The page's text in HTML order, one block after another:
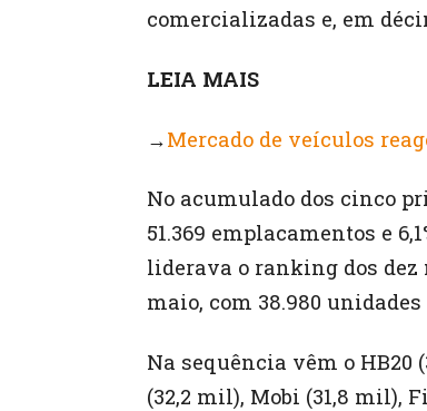
comercializadas e, em
LEIA MAIS
→Mercado de veículos
No acumulado dos cinco
51.369 emplacamentos e
liderava o ranking dos dez
maio, com 38.980
Na sequência vêm o HB20
(32,2 mil), Mobi (31,8 mil),